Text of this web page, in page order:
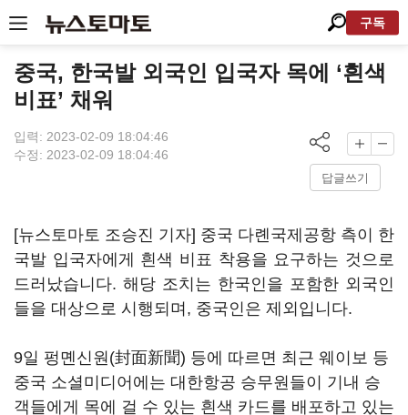
구독
중국, 한국발 외국인 입국자 목에 ‘흰색
비표’ 채워
입력: 2023-02-09 18:04:46
수정: 2023-02-09 18:04:46
답글쓰기
[뉴스토마토 조승진 기자] 중국 다롄국제공항 측이 한
국발 입국자에게 흰색 비표 착용을 요구하는 것으로
드러났습니다. 해당 조치는 한국인을 포함한 외국인
들을 대상으로 시행되며, 중국인은 제외입니다.
9일 펑몐신원(封面新聞) 등에 따르면 최근 웨이보 등
중국 소셜미디어에는 대한항공 승무원들이 기내 승
객들에게 목에 걸 수 있는 흰색 카드를 배포하고 있는